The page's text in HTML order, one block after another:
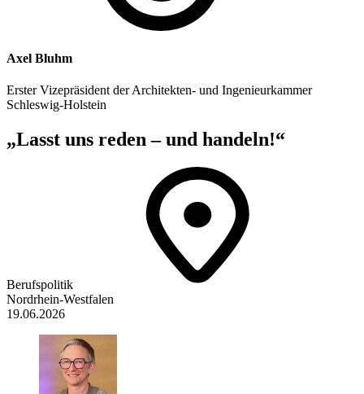
Axel Bluhm
Erster Vizepräsident der Architekten- und Ingenieurkammer
Schleswig-Holstein
„Lasst uns reden – und handeln!“
Berufspolitik
Nordrhein-Westfalen
19.06.2026